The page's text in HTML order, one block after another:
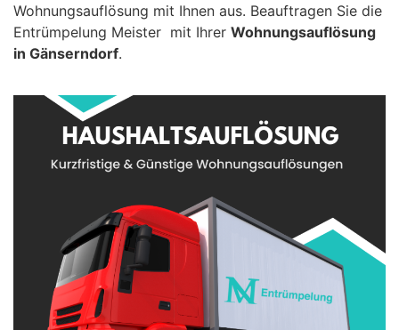
Wohnungsauflösung mit Ihnen aus. Beauftragen Sie die
Entrümpelung Meister mit Ihrer Wohnungsauflösung
in Gänserndorf.